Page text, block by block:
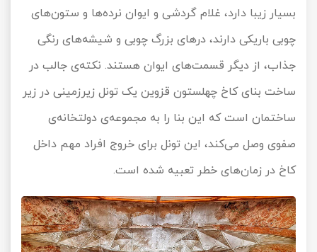
بسیار زیبا دارد، غلام گردشی و ایوان نرده‌ها و ستون‌های
چوبی باریکی دارند، درهای بزرگ چوبی و شیشه‌های رنگی
جذاب، از دیگر قسمت‌های ایوان هستند. نکته‌ی جالب در
ساخت بنای کاخ چهلستون قزوین یک تونل زیرزمینی در زیر
ساختمان است که این بنا را به مجموعه‌ی دولتخانه‌ی
صفوی وصل می‌کند، این تونل برای خروج افراد مهم داخل
کاخ در زمان‌های خطر تعبیه شده است.